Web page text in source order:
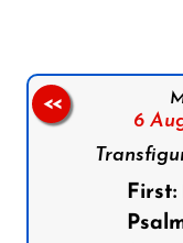
6
First:
<<